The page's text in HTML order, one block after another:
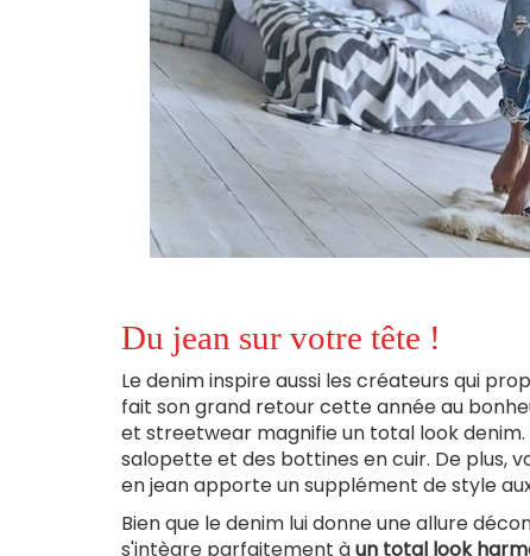
Du jean sur votre tête !
Le denim inspire aussi les créateurs qui
fait son grand retour cette année au
et streetwear magnifie un total look
salopette et des bottines en cuir. De plus,
en jean apporte un supplément de style
Bien que le denim lui donne une allure
s'intègre parfaitement àun total look